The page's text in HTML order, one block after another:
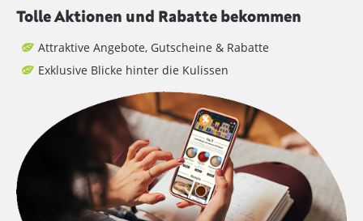
Tolle Aktionen und Rabatte bekommen
Attraktive Angebote, Gutscheine & Rabatte
Exklusive Blicke hinter die Kulissen